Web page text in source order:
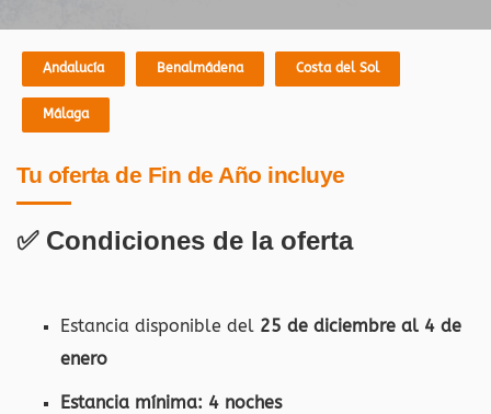
Andalucía Benalmádena Costa del Sol
Málaga
Tu oferta de Fin de Año incluye
✅ Condiciones de la oferta
Estancia disponible del 25 de diciembre al 4 de
enero
Estancia mínima: 4 noches